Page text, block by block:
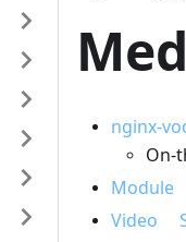
nginx-
Module
Video